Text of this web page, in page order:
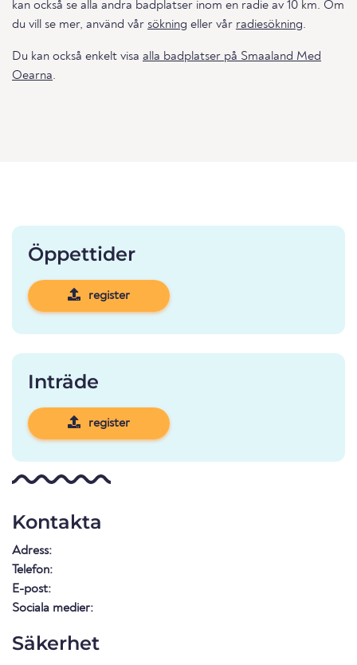
kan också se alla andra badplatser inom en radie av 10 km. Om
du vill se mer, använd vår sökning eller vår radiesökning.
Du kan också enkelt visa alla badplatser på Smaaland Med
Oearna.
Öppettider
register
Inträde
register
Kontakta
Adress:
Telefon:
E-post:
Sociala medier:
Säkerhet